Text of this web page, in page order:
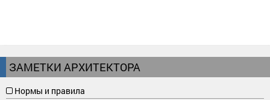
ЗАМЕТКИ АРХИТЕКТОРА
Нормы и правила